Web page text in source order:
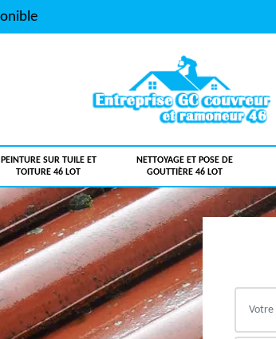
PEINTURE SUR TUILE ET
TOITURE 46 LOT
NETTOYAGE ET POSE DE
GOUTTIÈRE 46 LOT